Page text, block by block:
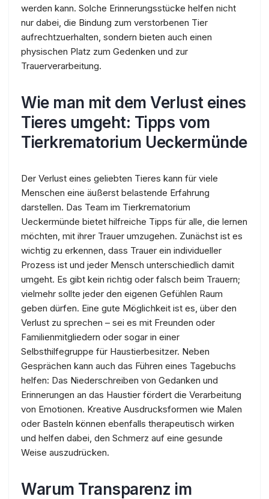
werden kann. Solche Erinnerungsstücke helfen nicht
nur dabei, die Bindung zum verstorbenen Tier
aufrechtzuerhalten, sondern bieten auch einen
physischen Platz zum Gedenken und zur
Trauerverarbeitung.
Wie man mit dem Verlust eines
Tieres umgeht: Tipps vom
Tierkrematorium Ueckermünde
Der Verlust eines geliebten Tieres kann für viele
Menschen eine äußerst belastende Erfahrung
darstellen. Das Team im Tierkrematorium
Ueckermünde bietet hilfreiche Tipps für alle, die lernen
möchten, mit ihrer Trauer umzugehen. Zunächst ist es
wichtig zu erkennen, dass Trauer ein individueller
Prozess ist und jeder Mensch unterschiedlich damit
umgeht. Es gibt kein richtig oder falsch beim Trauern;
vielmehr sollte jeder den eigenen Gefühlen Raum
geben dürfen. Eine gute Möglichkeit ist es, über den
Verlust zu sprechen – sei es mit Freunden oder
Familienmitgliedern oder sogar in einer
Selbsthilfegruppe für Haustierbesitzer. Neben
Gesprächen kann auch das Führen eines Tagebuchs
helfen: Das Niederschreiben von Gedanken und
Erinnerungen an das Haustier fördert die Verarbeitung
von Emotionen. Kreative Ausdrucksformen wie Malen
oder Basteln können ebenfalls therapeutisch wirken
und helfen dabei, den Schmerz auf eine gesunde
Weise auszudrücken.
Warum Transparenz im